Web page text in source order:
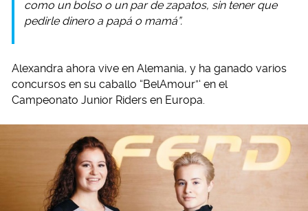
como un bolso o un par de zapatos, sin tener que
pedirle dinero a papá o mamá”.
Alexandra ahora vive en Alemania, y ha ganado varios
concursos en su caballo “BelAmour”‘ en el
Campeonato Junior Riders en Europa.